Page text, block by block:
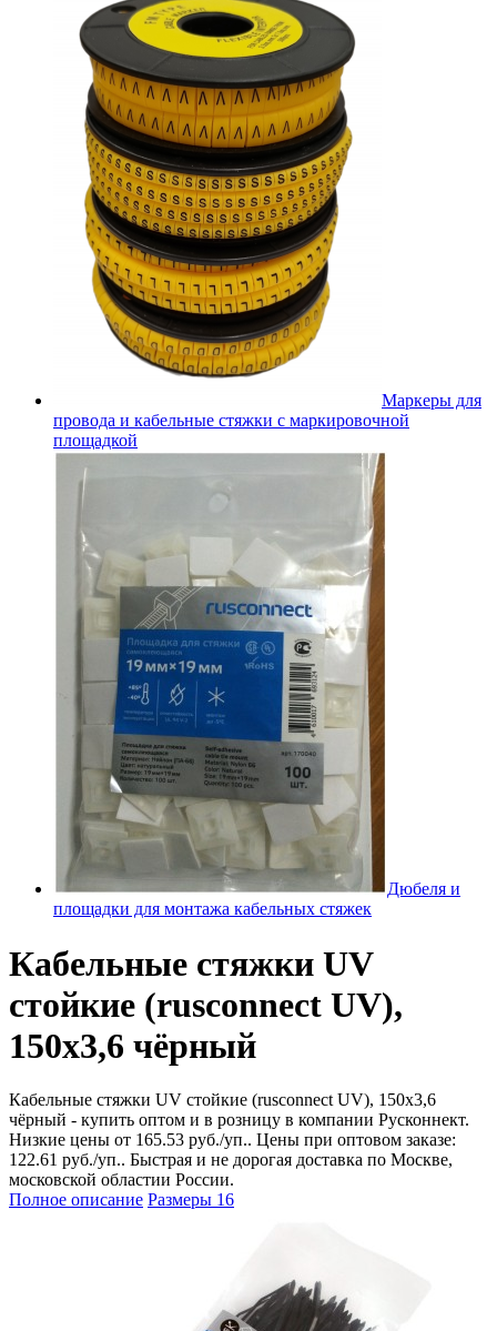
Маркеры для
провода и кабельные стяжки с маркировочной
площадкой
Дюбеля и
площадки для монтажа кабельных стяжек
Кабельные стяжки UV
стойкие (rusconnect UV),
150х3,6 чёрный
Кабельные стяжки UV стойкие (rusconnect UV), 150х3,6
чёрный - купить оптом и в розницу в компании Русконнект.
Низкие цены от 165.53 руб./уп.. Цены при оптовом заказе:
122.61 руб./уп.. Быстрая и не дорогая доставка по Москве,
московской областии России.
Полное описание Размеры 16